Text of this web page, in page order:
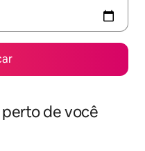
de você